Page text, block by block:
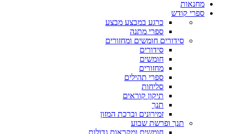
מחנאות
ספרי קודש
כרגע במבצע מבצע
ספרי מתנה
סידורים חומשים ומחזורים
סידורים
חומשים
מחזורים
ספרי תהילים
סליחות
תיקון קוראים
תנך
זמירונים וברכת המזון
תנך ופרשת שבוע